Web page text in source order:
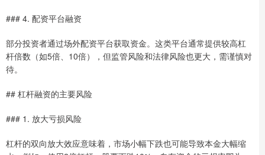
### 4. 配资平台融资
部分投资者通过场外配资平台获取资金。这类平台通常提供较高杠
杆倍数（如5倍、10倍），但监管风险和法律风险也更大，需谨慎对
待。
## 杠杆融资的主要风险
### 1. 放大亏损风险
杠杆的双向放大效应意味着，市场小幅下跌也可能导致本金大幅缩